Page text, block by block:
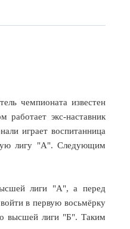
чемпионата известен
экс-наставник
играет воспитанница
лигу "А". Следующим
лиги "А", а перед
в первую восьмёрку
высшей лиги "Б". Таким